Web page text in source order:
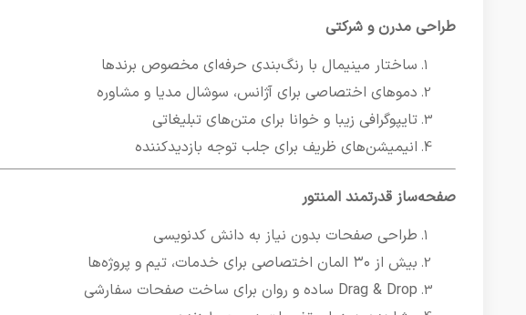
طراحی مدرن و شرکتی
ساختار مینیمال با رنگ‌بندی حرفه‌ای مخصوص برندها
دموهای اختصاصی برای آژانس، سوشال مدیا و مشاوره
تایپوگرافی زیبا و خوانا برای متن‌های تبلیغاتی
انیمیشن‌های ظریف برای جلب توجه بازدیدکننده
صفحه‌ساز قدرتمند المنتور
طراحی صفحات بدون نیاز به دانش کدنویسی
بیش از ۳۰ المان اختصاصی برای خدمات، تیم و پروژه‌ها
Drag & Drop ساده و روان برای ساخت صفحات سفارشی